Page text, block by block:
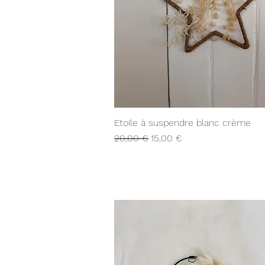
Aperçu rapide
Etoile à suspendre blanc crème
Prix original
20,00 € Prix promotionnel
15,00 €